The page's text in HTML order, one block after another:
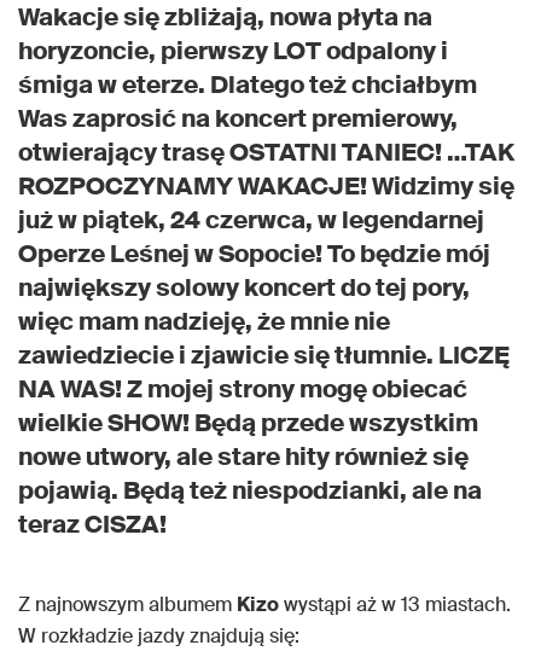
Wakacje się zbliżają, nowa płyta na
horyzoncie, pierwszy LOT odpalony i
śmiga w eterze. Dlatego też chciałbym
Waszaprosić na koncert premierowy,
otwierający trasę OSTATNI TANIEC! …TAK
ROZPOCZYNAMY WAKACJE! Widzimy się
już w piątek, 24 czerwca, w legendarnej
Operze Leśnej w Sopocie! To będzie mój
największy solowy koncert do tej pory,
więc mam nadzieję, że mnie nie
zawiedziecie i zjawicie się tłumnie. LICZĘ
NA WAS! Z mojej strony mogę obiecać
wielkie SHOW! Będą przede wszystkim
nowe utwory, ale stare hity również się
pojawią. Będą też niespodzianki, ale na
teraz CISZA!
Z najnowszym albumem Kizowystąpi aż w 13 miastach.
W rozkładzie jazdy znajdują się: